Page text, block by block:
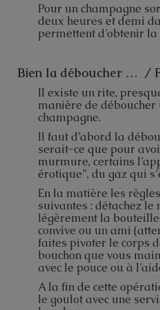
Pour un champagne
deux heures et demi
permettent d’obtenir
Bien la déboucher … /
Il existe un rite,
manière de
champagne.
Il faut d’abord la
serait-ce que pour
murmure, certains
érotique”, du gaz qui
En la matière les
suivantes : détachez
légèrement la
convive ou un ami
faites pivoter le corps
bouchon que vous
avec le pouce ou à
A la fin de cette
le goulot avec une